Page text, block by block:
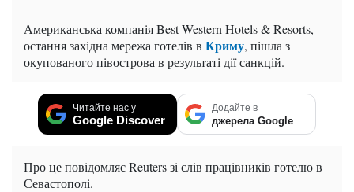
Американська компанія Best Western Hotels & Resorts,
остання західна мережа готелів в Криму, пішла з
окупованого півострова в результаті дії санкцій.
Читайте нас у
Google Discover
Додайте в
джерела Google
Про це повідомляє Reuters зі слів працівників готелю в
Севастополі.